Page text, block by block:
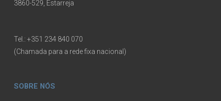
3860-529, Estarreja
Tel.: +351 234 840 070
(Chamada para a rede fixa nacional)
SOBRE NÓS